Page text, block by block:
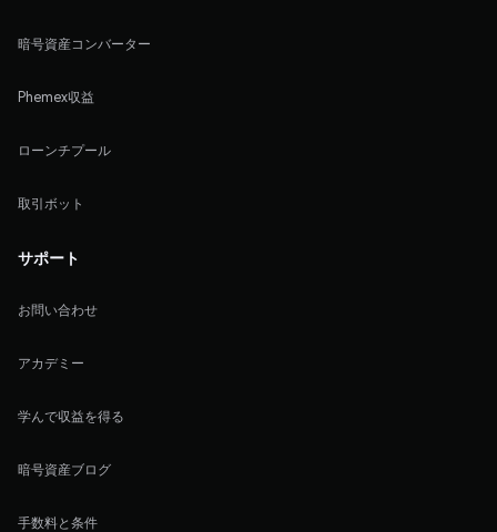
暗号資産コンバーター
Phemex収益
ローンチプール
取引ボット
サポート
お問い合わせ
アカデミー
学んで収益を得る
暗号資産ブログ
手数料と条件